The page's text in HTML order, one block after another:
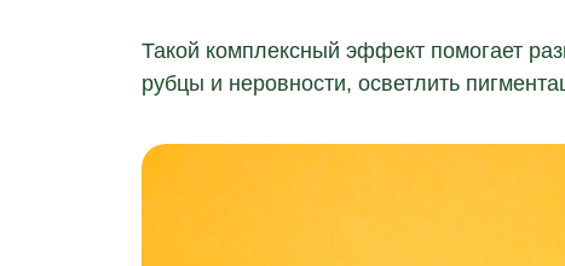
Такой комплексный эффект помогает
рубцы и неровности, осветлить